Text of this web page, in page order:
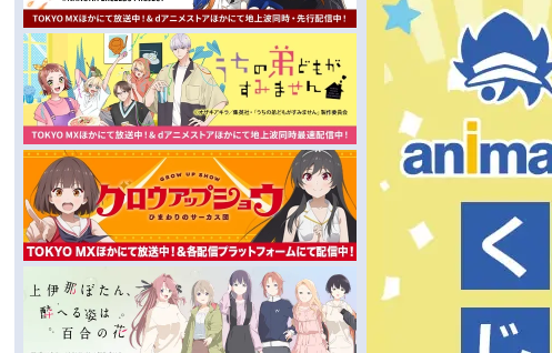
別一覧 秋アニメ
冬アニメ